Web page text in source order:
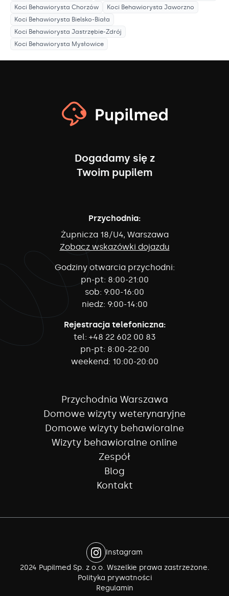
Koci Behawiorysta Chorzów Koci Behawiorysta Jaworzno
Koci Behawiorysta Bielsko-Biała
Koci Behawiorysta Jastrzębie-Zdrój
Koci Behawiorysta Mysłowice
Dogadamy się z
Twoim pupilem
Przychodnia:
Żupnicza 18/U4, Warszawa
Zobacz wskazówki dojazdu
Godziny otwarcia przychodni:
pn-pt: 8:00-21:00
sob: 9:00-16:00
niedz: 9:00-14:00
Rejestracja telefoniczna:
tel: +48 22 602 00 83
pn-pt: 8:00-22:00
weekend: 10:00-20:00
Przychodnia Warszawa
Domowe wizyty weterynaryjne
Domowe wizyty behawioralne
Wizyty behawioralne online
Zespół
Blog
Kontakt
Instagram
2024 Pupilmed Sp. z o.o. Wszelkie prawa zastrzeżone.
Polityka prywatności
Regulamin